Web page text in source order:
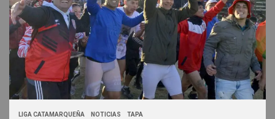
LIGA CATAMARQUEÑA NOTICIAS TAPA